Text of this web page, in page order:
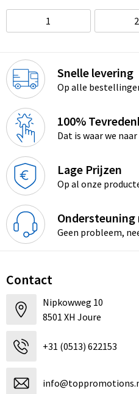
1 2
Snelle levering
Op alle
100%
Dat is waar we
Lage Prijzen
Op al onze
Ondersteuning
Geen probleem,
Contact
Nipkowweg 10
8501 XH Joure
+31 (0513) 622153